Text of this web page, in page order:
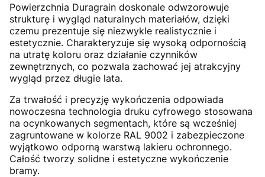
Powierzchnia Duragrain doskonale odwzorowuje
strukturę i wygląd naturalnych materiałów, dzięki
czemu prezentuje się niezwykle realistycznie i
estetycznie. Charakteryzuje się wysoką odpornością
na utratę koloru oraz działanie czynników
zewnętrznych, co pozwala zachować jej atrakcyjny
wygląd przez długie lata.
Za trwałość i precyzję wykończenia odpowiada
nowoczesna technologia druku cyfrowego stosowana
na ocynkowanych segmentach, które są wcześniej
zagruntowane w kolorze RAL 9002 i zabezpieczone
wyjątkowo odporną warstwą lakieru ochronnego.
Całość tworzy solidne i estetyczne wykończenie
bramy.